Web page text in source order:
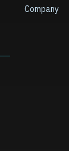
Company